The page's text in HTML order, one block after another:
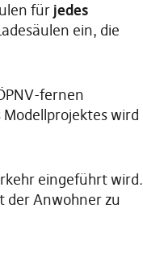
für jedes
ein, die
fernen
wird
eingeführt wird.
der Anwohner zu